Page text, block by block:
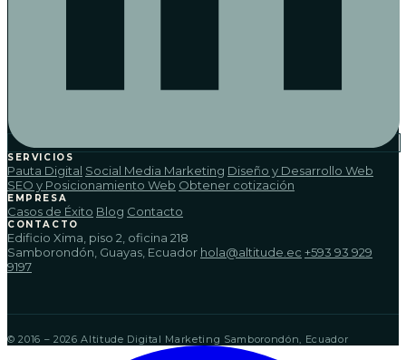
SERVICIOS
Pauta Digital Social Media Marketing Diseño y Desarrollo Web
SEO y Posicionamiento Web Obtener cotización
EMPRESA
Casos de Éxito Blog Contacto
CONTACTO
Edificio Xima, piso 2, oficina 218
Samborondón, Guayas, Ecuador hola@altitude.ec +593 93 929
9197
© 2016 – 2026 Altitude Digital Marketing Samborondón, Ecuador